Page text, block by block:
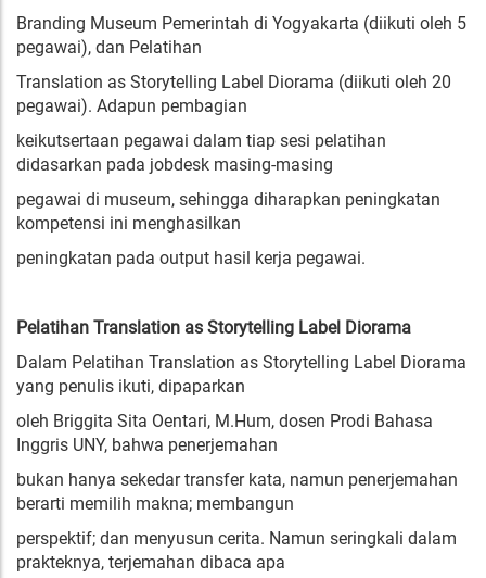
Branding Museum Pemerintah di Yogyakarta (diikuti oleh 5
pegawai), dan Pelatihan
Translation as Storytelling Label Diorama (diikuti oleh 20
pegawai). Adapun pembagian
keikutsertaan pegawai dalam tiap sesi pelatihan
didasarkan pada jobdesk masing-masing
pegawai di museum, sehingga diharapkan peningkatan
kompetensi ini menghasilkan
peningkatan pada output hasil kerja pegawai.
Pelatihan Translation as Storytelling Label Diorama
Dalam Pelatihan Translation as Storytelling Label Diorama
yang penulis ikuti, dipaparkan
oleh Briggita Sita Oentari, M.Hum, dosen Prodi Bahasa
Inggris UNY, bahwa penerjemahan
bukan hanya sekedar transfer kata, namun penerjemahan
berarti memilih makna; membangun
perspektif; dan menyusun cerita. Namun seringkali dalam
prakteknya, terjemahan dibaca apa